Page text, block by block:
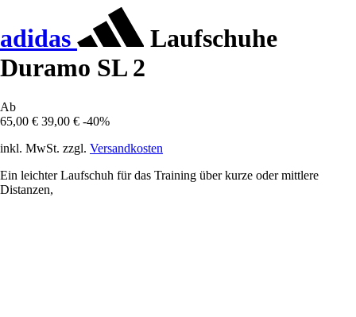
adidas
Laufschuhe
Duramo SL 2
Ab
65,00 € 39,00 € -40%
inkl. MwSt. zzgl. Versandkosten
Ein leichter Laufschuh für das Training über kurze oder mittlere
Distanzen,